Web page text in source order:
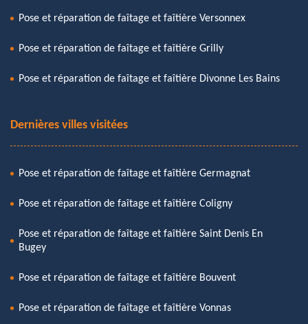
Pose et réparation de faîtage et faîtière Versonnex
Pose et réparation de faîtage et faîtière Grilly
Pose et réparation de faîtage et faîtière Divonne Les Bains
Dernières villes visitées
Pose et réparation de faîtage et faîtière Germagnat
Pose et réparation de faîtage et faîtière Coligny
Pose et réparation de faîtage et faîtière Saint Denis En
Bugey
Pose et réparation de faîtage et faîtière Bouvent
Pose et réparation de faîtage et faîtière Vonnas